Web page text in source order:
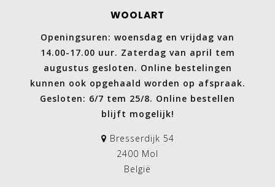
WOOLART
Openingsuren: woensdag en vrijdag van
14.00-17.00 uur. Zaterdag van april tem
augustus gesloten. Online bestelingen
kunnen ook opgehaald worden op afspraak.
Gesloten: 6/7 tem 25/8. Online bestellen
blijft mogelijk!
Bresserdijk 54
2400 Mol
België